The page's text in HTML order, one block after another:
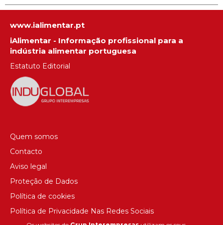
www.ialimentar.pt
iAlimentar - Informação profissional para a
indústria alimentar portuguesa
Estatuto Editorial
Quem somos
Contacto
Aviso legal
Proteção de Dados
Política de cookies
Política de Privacidade Nas Redes Sociais